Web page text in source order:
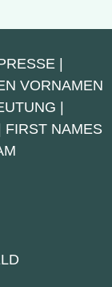
VORNAMEN
FIRST NAMES